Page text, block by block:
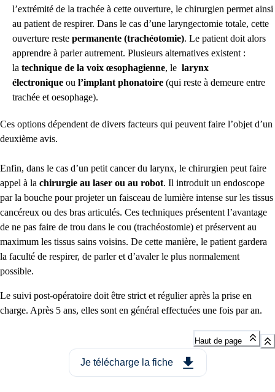
l’extrémité de la trachée à cette ouverture, le chirurgien permet ainsi
au patient de respirer. Dans le cas d’une laryngectomie totale, cette
ouverture reste permanente (trachéotomie). Le patient doit alors
apprendre à parler autrement. Plusieurs alternatives existent :
la technique de la voix œsophagienne, le larynx
électronique ou l’implant phonatoire (qui reste à demeure entre
trachée et oesophage).
Ces options dépendent de divers facteurs qui peuvent faire l’objet d’un
deuxième avis.
Enfin, dans le cas d’un petit cancer du larynx, le chirurgien peut faire
appel à la chirurgie au laser ou au robot. Il introduit un endoscope
par la bouche pour projeter un faisceau de lumière intense sur les tissus
cancéreux ou des bras articulés. Ces techniques présentent l’avantage
de ne pas faire de trou dans le cou (trachéostomie) et préservent au
maximum les tissus sains voisins. De cette manière, le patient gardera
la faculté de respirer, de parler et d’avaler le plus normalement
possible.
Le suivi post-opératoire doit être strict et régulier après la prise en
charge. Après 5 ans, elles sont en général effectuées une fois par an.
Haut de page
Je télécharge la fiche